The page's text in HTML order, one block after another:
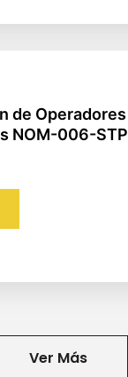
de
NOM-006-
Ver Más